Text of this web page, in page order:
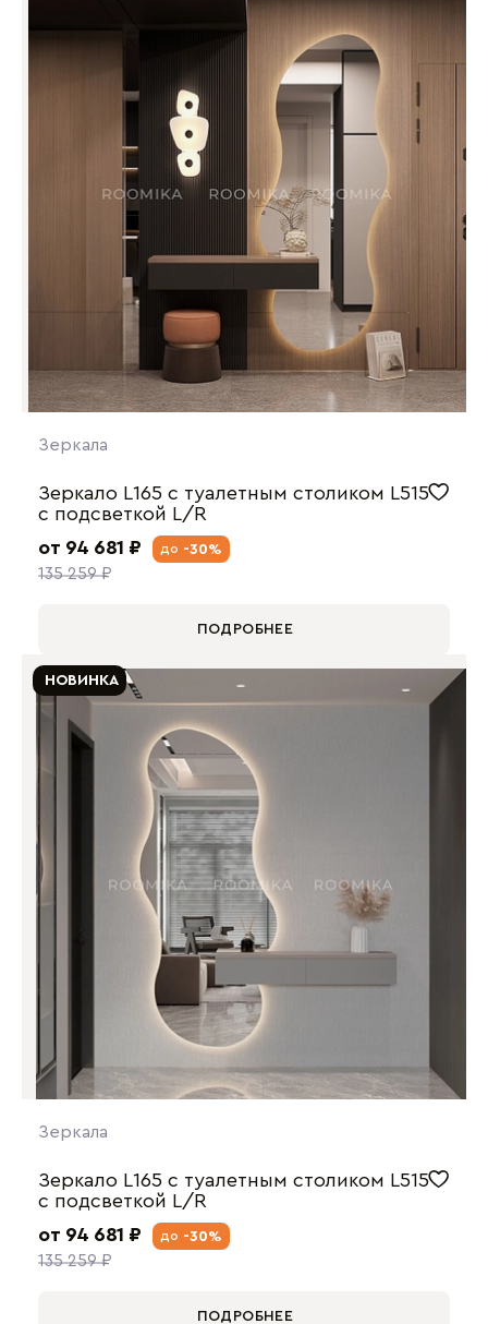
Зеркала
Зеркало L165 с туалетным столиком L515
с подсветкой L/R
от 94 681 ₽
135 259 ₽
до -30%
ПОДРОБНЕЕ
НОВИНКА
Зеркала
Зеркало L165 с туалетным столиком L515
с подсветкой L/R
от 94 681 ₽
135 259 ₽
до -30%
ПОДРОБНЕЕ